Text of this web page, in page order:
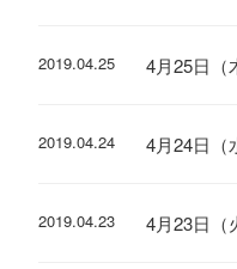
2019.04.25 4月25日（
2019.04.24 4月24日
2019.04.23 4月23日（